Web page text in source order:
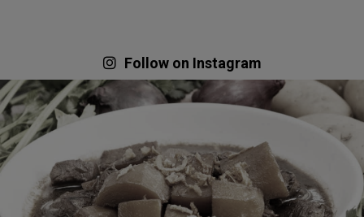
Follow on Instagram